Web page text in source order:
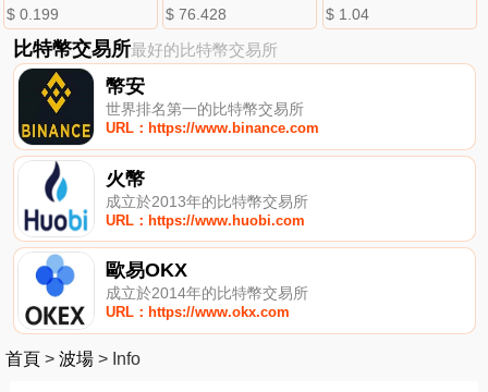
$ 0.199 $ 76.428 $ 1.04
比特幣交易所最好的比特幣交易所
幣安
世界排名第一的比特幣交易所
URL：https://www.binance.com
火幣
成立於2013年的比特幣交易所
URL：https://www.huobi.com
歐易OKX
成立於2014年的比特幣交易所
URL：https://www.okx.com
首頁 > 波場 > Info